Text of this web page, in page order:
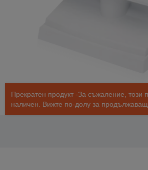
Прекратен продукт -За съжаление, този
наличен. Вижте по-долу за